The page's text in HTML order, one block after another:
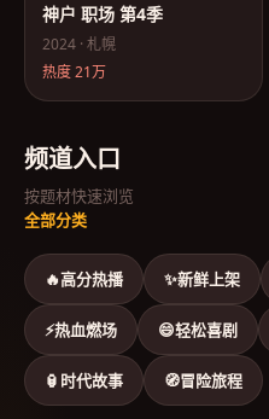
神户 职场 第4季
2024 · 札幌
热度21万
频道入口
按题材快速浏览
全部分类
🔥高分热播 ✨新鲜上架
⚡热血燃场 😄轻松喜剧
🏮 时代故事 🧭冒险旅程